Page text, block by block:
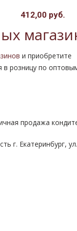
412,00 руб.
и приобретите
в розницу по
продажа
г. Екатеринбург,